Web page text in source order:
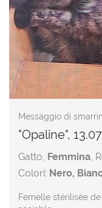
Messaggio di
"Opaline",
Gatto, Femmina,
Colori: Nero,
Femelle stérilisée